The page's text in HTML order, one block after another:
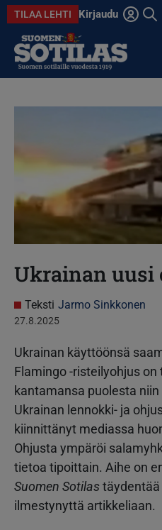
Hyppää pääsisältöön
TILAA LEHTI Kirjaudu
ANSIOMITALI
DIGILEHDET
Ukrainan uusi
Teksti Jarmo Sinkkonen
27.8.2025
Ukrainan käyttöönsä
Flamingo -risteilyohjus
kantamansa puolesta
Ukrainan lennokki- ja
kiinnittänyt mediassa
Ohjusta ympäröi
tietoa tipoittain. Aihe on
Suomen Sotilas
ilmestynyttä artikkeliaan.